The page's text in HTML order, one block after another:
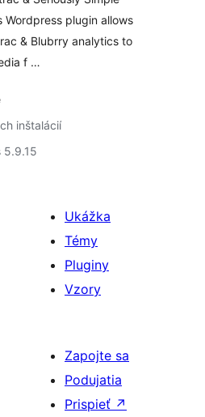
Wordpress plugin allows
& Blubrry analytics to
f …
inštalácií
5.9.15
Ukážka
Témy
Pluginy
Vzory
Zapojte sa
Podujatia
Prispieť ↗